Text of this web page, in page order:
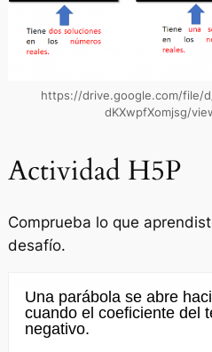
https://drive.google.com/file/
dKXwpfXomjsg/
Actividad H5P
Comprueba lo que
desafío.